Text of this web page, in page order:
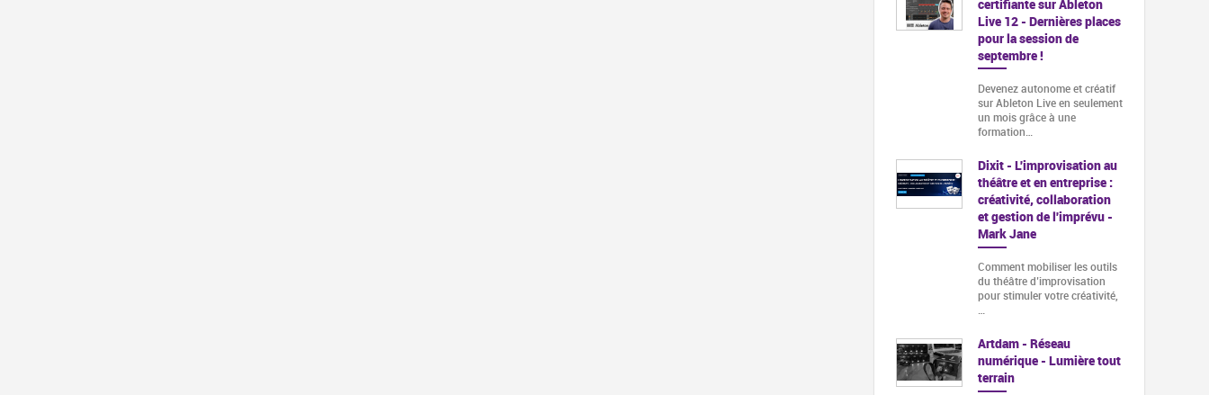
certifiante sur Ableton
Live 12 - Dernières places
pour la session de
septembre !
Devenez autonome et créatif
sur Ableton Live en seulement
un mois grâce à une
formation…
Dixit - L'improvisation au
théâtre et en entreprise :
créativité, collaboration
et gestion de l'imprévu -
Mark Jane
Comment mobiliser les outils
du théâtre d’improvisation
pour stimuler votre créativité,
…
Artdam - Réseau
numérique - Lumière tout
terrain